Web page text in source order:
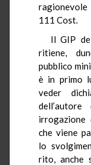
ragionevole
111 Cost.
Il GIP
ritiene,
pubblico
è in primo
veder
irrogazione
che viene
lo
rito, anche